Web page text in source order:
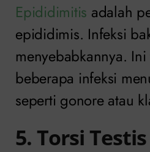
Epididimitis adalah
epididimis. Infeksi
menyebabkannya.
beberapa infeksi
seperti gonore atau
5. Torsi Testis